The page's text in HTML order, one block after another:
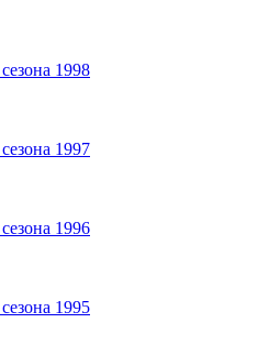
1998
1997
1996
1995